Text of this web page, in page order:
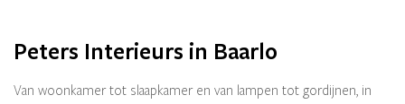
Peters Interieurs in Baarlo
Van woonkamer tot slaapkamer en van lampen tot gordijnen, in